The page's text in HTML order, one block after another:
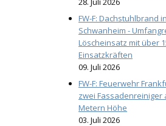
FW-F: Dachstuhlbrand
Schwanheim -
Löscheinsatz mit über
Einsatzkräften
09. Juli 2026
FW-F: Feuerwehr
zwei Fassadenreiniger
Metern Höhe
03. Juli 2026